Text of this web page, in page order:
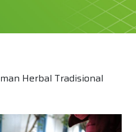
Herbal Tradisional